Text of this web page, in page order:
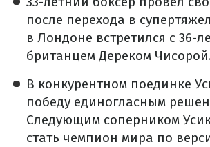
после перехода в
в Лондоне встретился с 36-
британцем Дереком
В конкурентном поединке
победу единогласным
Следующим соперником
стать чемпион мира по